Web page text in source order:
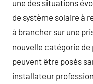
une des situations
de système solaire à
à brancher sur une
nouvelle catégorie de
peuvent être posés
installateur